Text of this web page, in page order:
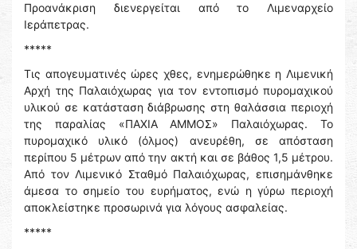
Προανάκριση διενεργείται από το Λιμεναρχείο
Ιεράπετρας.
*****
Τις απογευματινές ώρες χθες, ενημερώθηκε η Λιμενική
Αρχή της Παλαιόχωρας για τον εντοπισμό πυρομαχικού
υλικού σε κατάσταση διάβρωσης στη θαλάσσια περιοχή
της παραλίας «ΠΑΧΙΑ ΑΜΜΟΣ» Παλαιόχωρας. Το
πυρομαχικό υλικό (όλμος) ανευρέθη, σε απόσταση
περίπου 5 μέτρων από την ακτή και σε βάθος 1,5 μέτρου.
Από τον Λιμενικό Σταθμό Παλαιόχωρας, επισημάνθηκε
άμεσα το σημείο του ευρήματος, ενώ η γύρω περιοχή
αποκλείστηκε προσωρινά για λόγους ασφαλείας.
*****